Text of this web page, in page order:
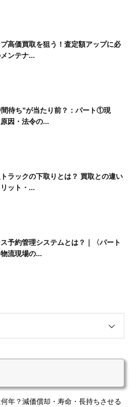
高価買取を狙う！査定額アップに必
ンテナ...
間待ち”が当たり前？：パート①現
因・法令の...
ラックの下取りとは？ 買取との違い
ット・...
予約管理システムとは？｜〈パート
流現場の...
年？減価償却・寿命・長持ちさせる